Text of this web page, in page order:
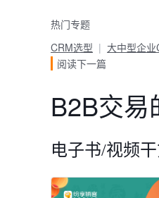
热门专题
CRM选型
大中型企
阅读下一篇
B2B交易
电子书/视频